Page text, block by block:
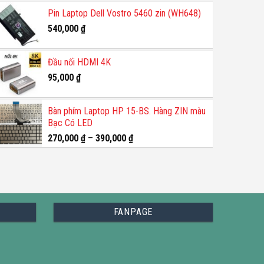
Pin Laptop Dell Vostro 5460 zin (WH648)
540,000 ₫
Đầu nối HDMI 4K
95,000 ₫
Bàn phím Laptop HP 15-BS. Hàng ZIN màu
Bạc Có LED
270,000 ₫– 390,000 ₫
FANPAGE